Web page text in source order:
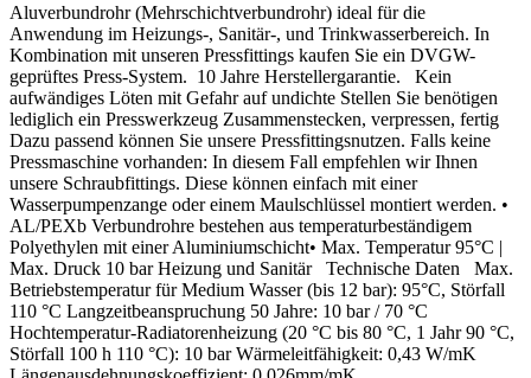
Aluverbundrohr (Mehrschichtverbundrohr) ideal für die
Anwendung im Heizungs-, Sanitär-, und Trinkwasserbereich. In
Kombination mit unseren Pressfittings kaufen Sie ein DVGW-
geprüftes Press-System. 10 Jahre Herstellergarantie. Kein
aufwändiges Löten mit Gefahr auf undichte Stellen Sie benötigen
lediglich ein Presswerkzeug Zusammenstecken, verpressen, fertig
Dazu passend können Sie unsere Pressfittingsnutzen. Falls keine
Pressmaschine vorhanden: In diesem Fall empfehlen wir Ihnen
unsere Schraubfittings. Diese können einfach mit einer
Wasserpumpenzange oder einem Maulschlüssel montiert werden. •
AL/PEXb Verbundrohre bestehen aus temperaturbeständigem
Polyethylen mit einer Aluminiumschicht• Max. Temperatur 95°C |
Max. Druck 10 bar Heizung und Sanitär Technische Daten Max.
Betriebstemperatur für Medium Wasser (bis 12 bar): 95°C, Störfall
110 °C Langzeitbeanspruchung 50 Jahre: 10 bar / 70 °C
Hochtemperatur-Radiatorenheizung (20 °C bis 80 °C, 1 Jahr 90 °C,
Störfall 100 h 110 °C): 10 bar Wärmeleitfähigkeit: 0,43 W/mK